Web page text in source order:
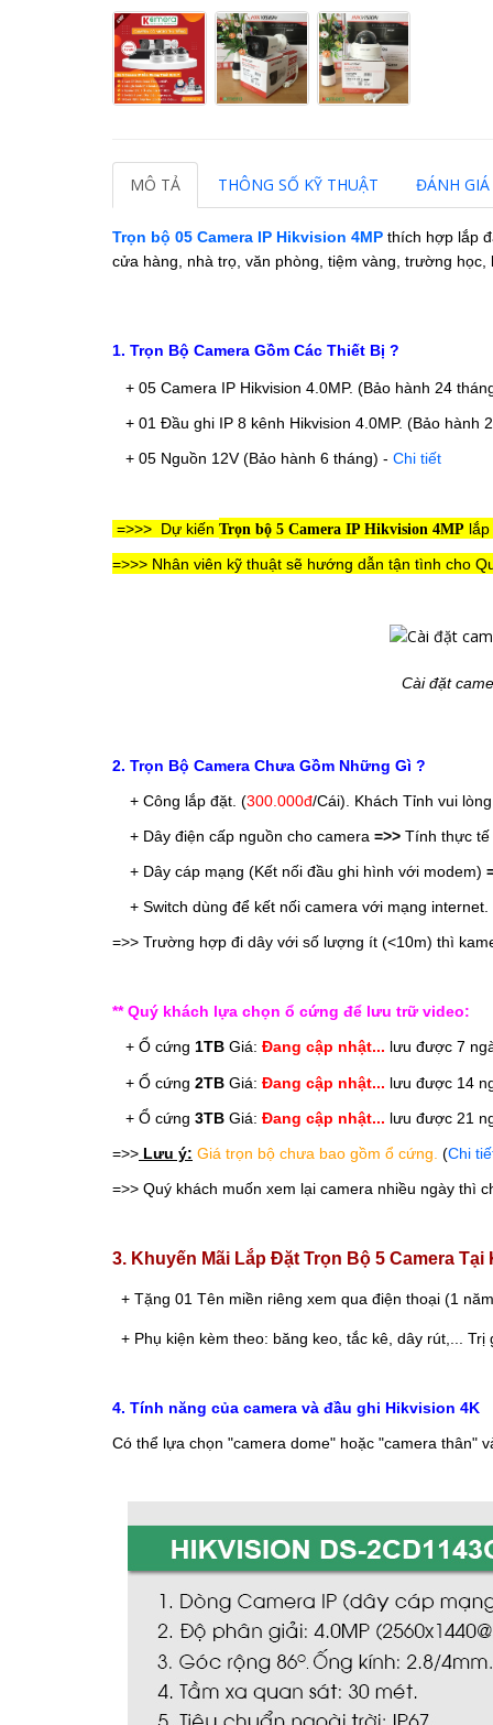
MÔ TẢ THÔNG SỐ KỸ THUẬT ĐÁNH GIÁ
Trọn bộ 05 Camera IP Hikvision 4MP thích hợp lắp
cửa hàng, nhà trọ, văn phòng, tiệm vàng, trường
1. Trọn Bộ Camera Gồm Các Thiết Bị ?
+ 05 Camera IP Hikvision 4.0MP. (Bảo hành 24
+ 01 Đầu ghi IP 8 kênh Hikvision 4.0MP. (Bảo hành
+ 05 Nguồn 12V(Bảo hành 6 tháng) - Chi tiết
=>>> Dự kiến Trọn bộ 5 Camera IP Hikvision 4MP
=>>> Nhân viên kỹ thuật sẽ hướng dẫn tận tình cho
Cài đặt
2. Trọn Bộ Camera Chưa Gồm Những Gì ?
+ Công lắp đặt. (300.000đ/Cái). Khách Tỉnh vui
+ Dây điện cấp nguồn cho camera =>> Tính thực tế
+ Dây cáp mạng (Kết nối đầu ghi hình với modem)
+ Switch dùng để kết nối camera với mạng internet.
=>> Trường hợp đi dây với số lượng ít (<10m) thì
** Quý khách lựa chọn ổ cứng để lưu trữ video:
+ Ổ cứng 1TB Giá: Đang cập nhật... lưu được 7
+ Ổ cứng 2TB Giá: Đang cập nhật... lưu được 14
   + Ổ cứng
3TB Giá: Đang cập nhật... lưu được 21
=>> Lưu ý: Giá trọn bộ chưa bao gồm ổ cứng. (Chi
=>> Quý khách muốn xem lại camera nhiều ngày thì
3. Khuyến Mãi Lắp Đặt Trọn Bộ 5 Camera Tại
+ Tặng 01 Tên miền riêng xem qua điện thoại (1
+ Phụ kiện kèm theo: băng keo, tắc kê, dây rút,... Trị
4. Tính năng của camera và đầu ghi Hikvision 4K
Có thể lựa chọn "camera dome" hoặc "camera thân"